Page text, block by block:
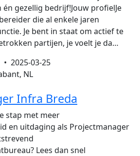
gezellig bedrijf!Jouw profielJe
die al enkele jaren
Je bent in staat om actief te
partijen, je voelt je da…
2025-03-25
NL
Infra Breda
stap met meer
en uitdaging als Projectmanager
Lees dan snel